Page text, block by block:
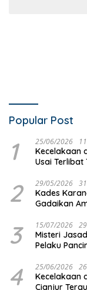
Popular Post
1 25/06/2026
Kecelakaan
Usai Terlibat
2 29/05/2026
Kades
Gadaikan
3 15/07/2026
Misteri
Pelaku
4 25/06/2026
Kecelakaan
Cianjur